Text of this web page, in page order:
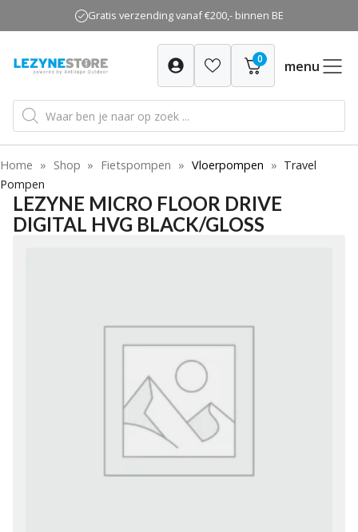
naar
inhoud
Gratis verzending vanaf €200,- binnen BE
0 menu
Producten
zoeken
Home » Shop » Fietspompen » Vloerpompen » Travel
Pompen
LEZYNE MICRO FLOOR DRIVE
DIGITAL HVG BLACK/GLOSS